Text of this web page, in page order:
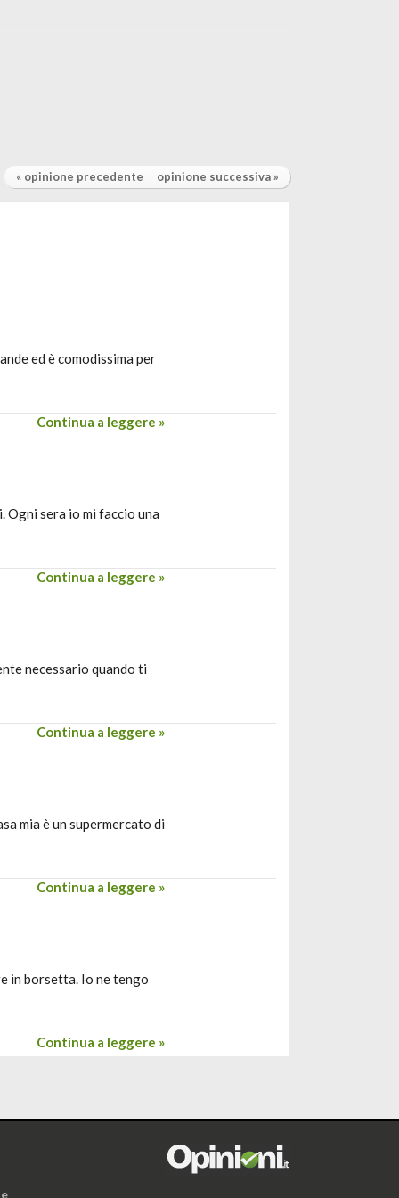
« opinione precedente opinione successiva »
ed è comodissima per
Continua a leggere »
Ogni sera io mi faccio una
Continua a leggere »
necessario quando ti
Continua a leggere »
mia è un supermercato di
Continua a leggere »
in borsetta. Io ne tengo
Continua a leggere »